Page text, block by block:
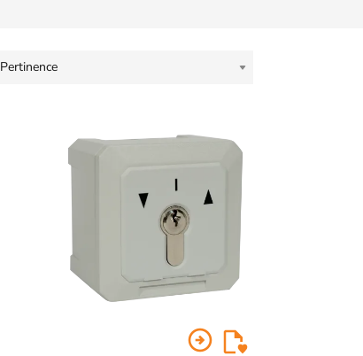
Pertinence
arrow_circle_right